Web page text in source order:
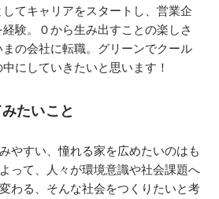
てキャリアをスタートし、営業企
験。０から生み出すことの楽しさ
の会社に転職。グリーンでクール
にしていきたいと思います！
たいこと
やすい、憧れる家を広めたいのはも
って、人々が環境意識や社会課題へ
わる、そんな社会をつくりたいと考